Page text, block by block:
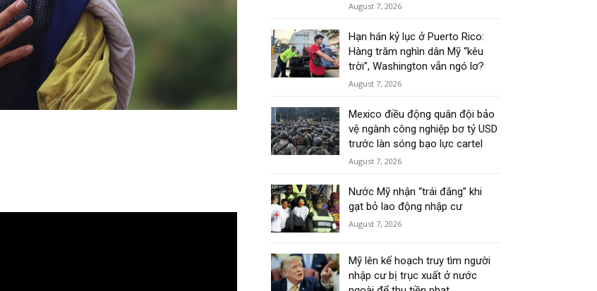
August 7, 2026
Hạn hán kỷ lục ở Puerto Rico:
Hàng trăm nghìn dân Mỹ “kêu
trời”, Washington vẫn ngó lơ?
August 7, 2026
Mexico điều động quân đội bảo
vệ ngành công nghiệp bơ tỷ USD
trước làn sóng bạo lực cartel
August 7, 2026
Nước Mỹ nhận “trái đắng” khi
gạt bỏ lao động nhập cư
August 7, 2026
Mỹ lên kế hoạch truy tìm người
nhập cư bị trục xuất ở nước